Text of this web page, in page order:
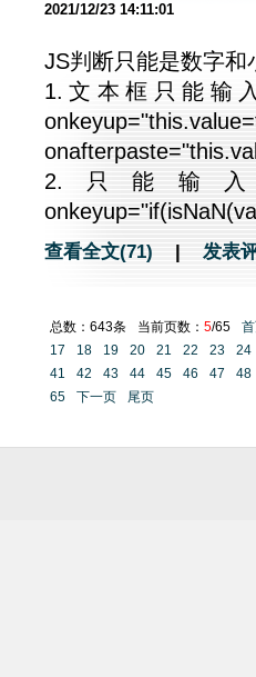
2021/12/23 14:11:01
JS判断只能是数字和
1.文本框只能输
2.只能输
查看全文(71) | 发表
总数：643条 当前页数： 5/65
17
18 19 20 21 22 23 24
41
42 43 44 45 46 47 48
65
下一页 尾页